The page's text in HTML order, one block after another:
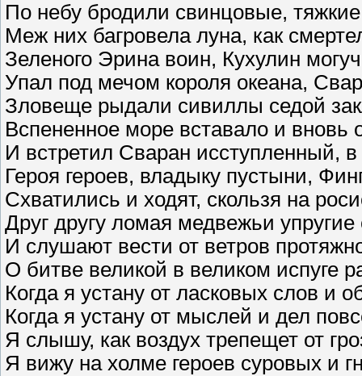
По небу бродили свинцовые,
Меж них багровела луна, как
Зеленого Эрина воин, Кухулин
Упал под мечом короля океана,
Зловеще рыдали сивиллы седой
Вспененное море вставало и вновь
И встретил Сваран исступленный, в
Героя героев, владыку пустыни,
Схватились и ходят, скользя на
Друг другу ломая медвежьи
И слушают вести от ветров
О битве великой в великом испуге
Когда я устану от ласковых слов и
Когда я устану от мыслей и дел
Я слышу, как воздух трепещет от
Я вижу на холме героев суровых и